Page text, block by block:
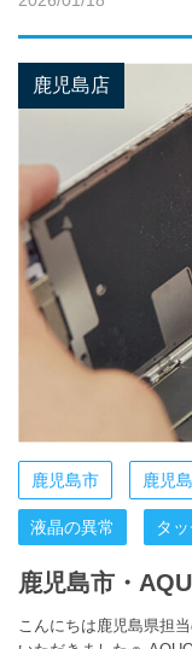
鹿児島店
鹿児島市 鹿児
液晶の異常 タ
鹿児島市・
こんにちは鹿児島県担